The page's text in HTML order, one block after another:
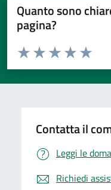
Quanto sono
pagina?
Valuta da 1 a 5 stelle la
Valuta
Valuta 4
Valuta 3 stelle
Valuta 2 stelle su 5
Valuta 1 stelle su 5
Contatta il
Leggi le
Richiedi